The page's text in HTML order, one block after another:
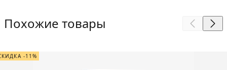
Похожие товары
-11%